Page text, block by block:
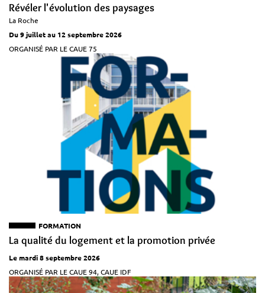
Révéler l'évolution des paysages
La Roche
Du 9 juillet au 12 septembre 2026
ORGANISÉ PAR LE CAUE 75
FORMATION
La qualité du logement et la promotion privée
Le mardi 8 septembre 2026
ORGANISÉ PAR LE CAUE 94, CAUE IDF